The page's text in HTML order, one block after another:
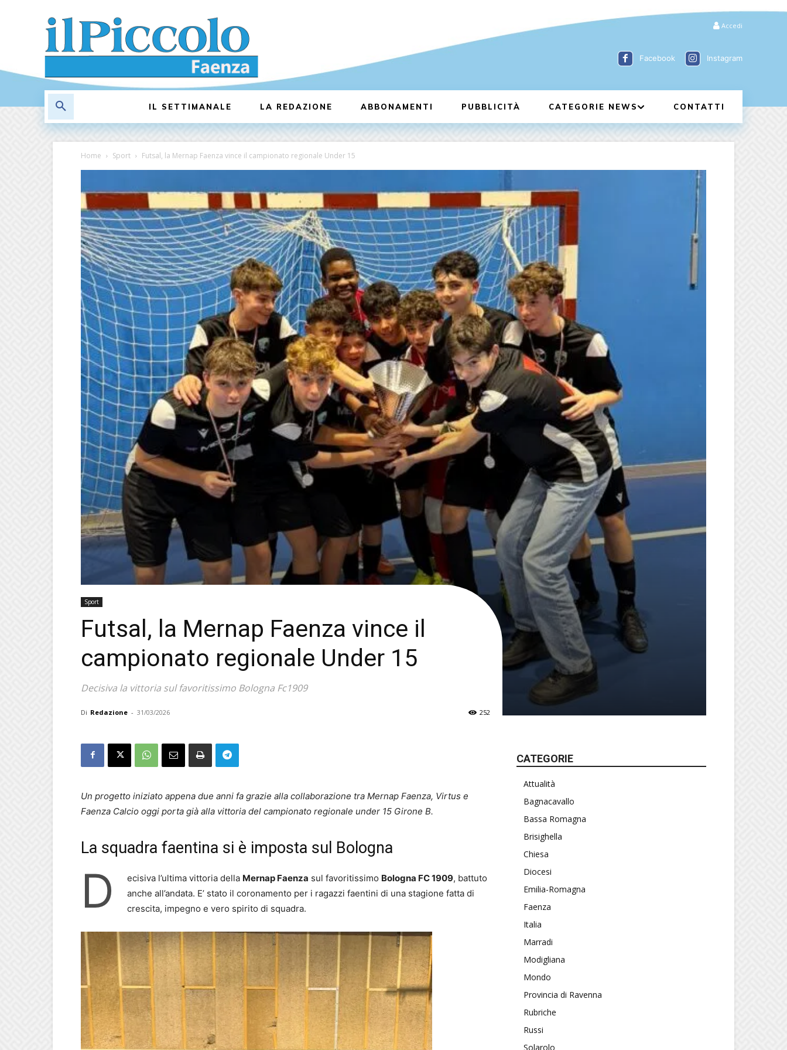
Accedi
Facebook Instagram
IL SETTIMANALE LA REDAZIONE ABBONAMENTI PUBBLICITÀ CATEGORIE NEWS CONTATTI
Home Sport Futsal, la Mernap Faenza vince il campionato regionale Under 15
Sport
Futsal, la Mernap Faenza vince il
campionato regionale Under 15
Decisiva la vittoria sul favoritissimo Bologna Fc1909
Di Redazione - 31/03/2026 252
Un progetto iniziato appena due anni fa grazie alla collaborazione tra Mernap Faenza, Virtus e
Faenza Calcio oggi porta già alla vittoria del campionato regionale under 15 Girone B.
La squadra faentina si è imposta sul Bologna
D ecisiva l’ultima vittoria della Mernap Faenza sul favoritissimo Bologna FC 1909, battuto
anche all’andata. E’ stato il coronamento per i ragazzi faentini di una stagione fatta di
crescita, impegno e vero spirito di squadra.
CATEGORIE
Attualità
Bagnacavallo
Bassa Romagna
Brisighella
Chiesa
Diocesi
Emilia-Romagna
Faenza
Italia
Marradi
Modigliana
Mondo
Provincia di Ravenna
Rubriche
Russi
Solarolo